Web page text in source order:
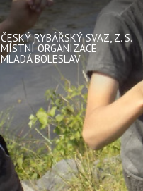
ČESKÝ RYBÁŘSKÝ SVAZ, Z. S.
MÍSTNÍ ORGANIZACE
MLADÁ BOLESLAV